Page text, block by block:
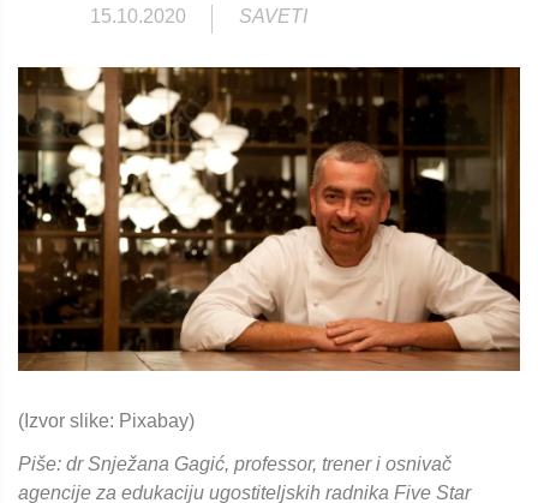
15.10.2020 SAVETI
(Izvor slike: Pixabay)
Piše: dr Snježana Gagić, professor, trener i osnivač
agencije za edukaciju ugostiteljskih radnika Five Star